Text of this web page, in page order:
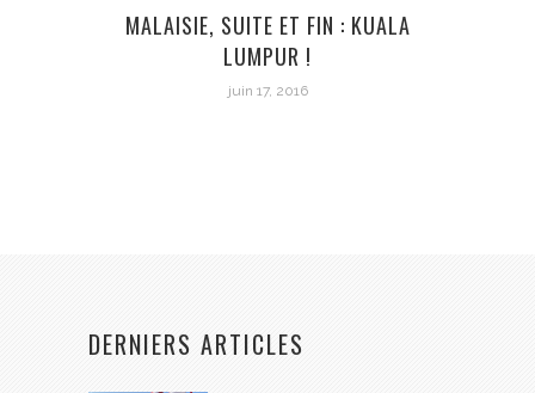
MALAISIE, SUITE ET FIN : KUALA
LUMPUR !
juin 17, 2016
DERNIERS ARTICLES